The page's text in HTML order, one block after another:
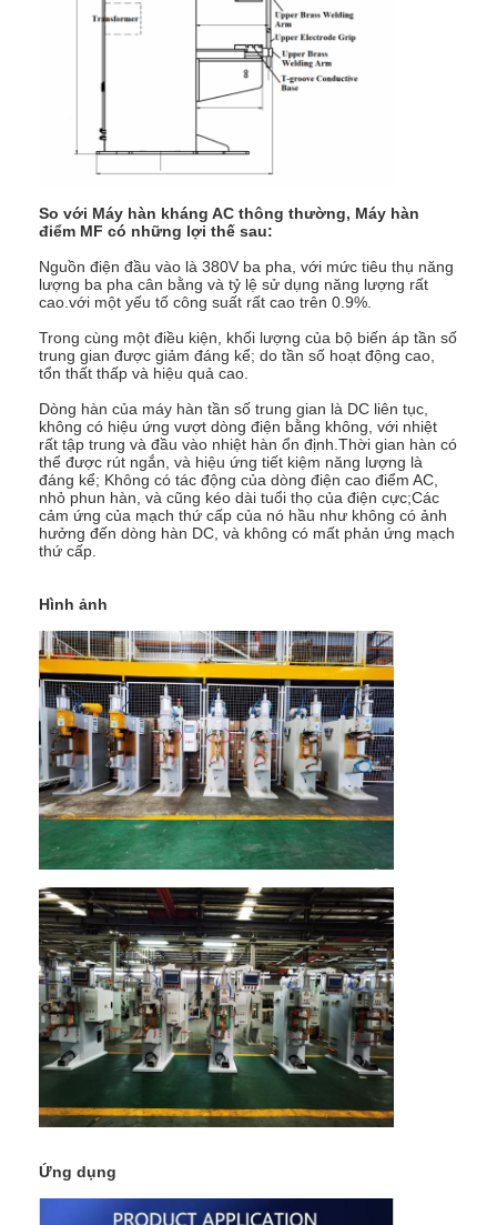
máy hàn điểm nhiều đầu
Máy hàn điểm trên bàn
máy hàn điểm thủ công
Máy hàn điểm một bên
Máy hàn đường may
Súng hàn điểm robot
Máy hàn khuếch tán
máy hàn laser
máy hàn đinh tán
Cáp không đá
Máy cho ăn hạt
Điện cực đồng hàn điểm
Máy cân bằng xuân công nghiệp
Máy kéo lỗ xe hơi
Máy hàn điểm xả tụy
So với Máy hàn kháng AC thông thường, Máy hàn
điểm MF có những lợi thế sau:
Nguồn điện đầu vào là 380V ba pha, với mức tiêu thụ năng
lượng ba pha cân bằng và tỷ lệ sử dụng năng lượng rất
cao.với một yếu tố công suất rất cao trên 0.9%.
Trong cùng một điều kiện, khối lượng của bộ biến áp tần số
trung gian được giảm đáng kể; do tần số hoạt động cao,
tổn thất thấp và hiệu quả cao.
Dòng hàn của máy hàn tần số trung gian là DC liên tục,
không có hiệu ứng vượt dòng điện bằng không, với nhiệt
rất tập trung và đầu vào nhiệt hàn ổn định.Thời gian hàn có
thể được rút ngắn, và hiệu ứng tiết kiệm năng lượng là
đáng kể; Không có tác động của dòng điện cao điểm AC,
nhỏ phun hàn, và cũng kéo dài tuổi thọ của điện cực;Các
cảm ứng của mạch thứ cấp của nó hầu như không có ảnh
hưởng đến dòng hàn DC, và không có mất phản ứng mạch
thứ cấp.
Hình ảnh
Ứng dụng